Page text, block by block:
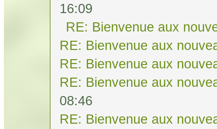
16:09
RE: Bienvenue aux
RE: Bienvenue aux
RE: Bienvenue aux
RE: Bienvenue aux
08:46
RE: Bienvenue aux